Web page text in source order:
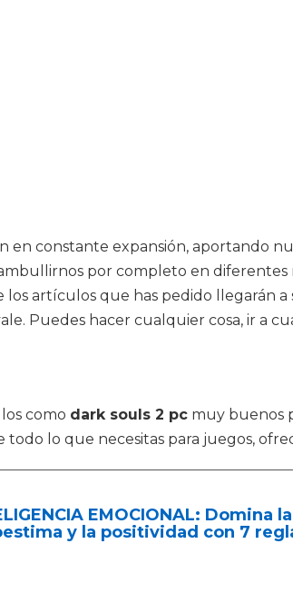
constante expansión, aportando
por completo en
artículos que has pedido llegarán
Puedes hacer cualquier cosa, ir a
como dark souls 2 pc muy buenos
lo que necesitas para juegos,
EMOCIONAL:
y la positividad con 7